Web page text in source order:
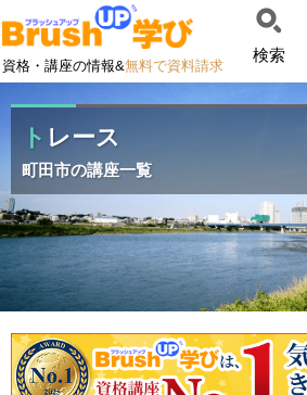
資格・講座の情報&無料で資料請求
検索
トレース
町田市の講座一覧